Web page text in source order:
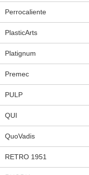
Perrocaliente
PlasticArts
Platignum
Premec
PULP
QUI
QuoVadis
RETRO 1951